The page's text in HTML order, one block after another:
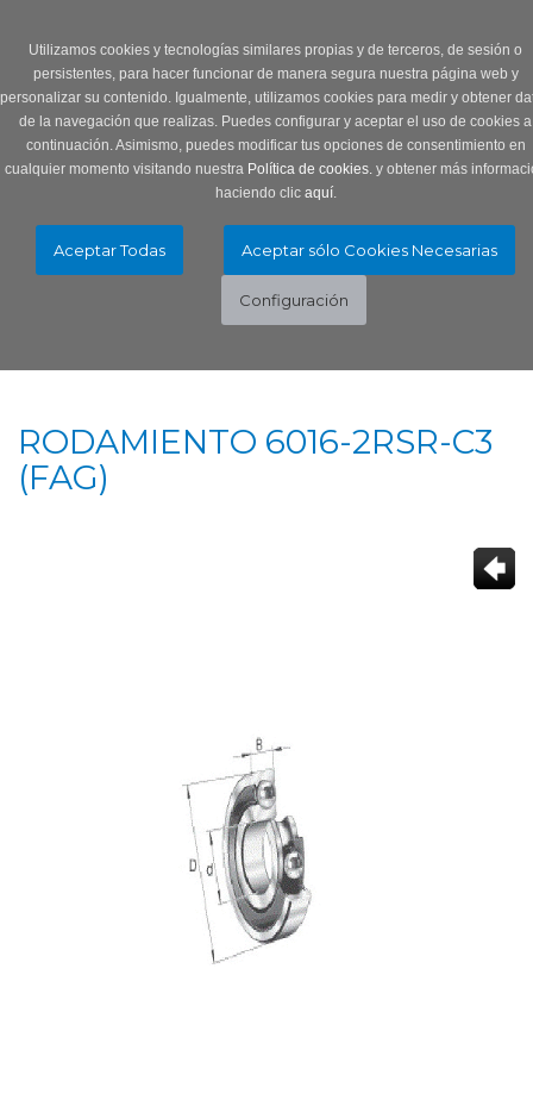
Utilizamos cookies y tecnologías similares propias y de terceros, de sesión o
persistentes, para hacer funcionar de manera segura nuestra página web y
personalizar su contenido. Igualmente, utilizamos cookies para medir y obtener
de la navegación que realizas. Puedes configurar y aceptar el uso de cookies a
continuación. Asimismo, puedes modificar tus opciones de consentimiento en
cualquier momento visitando nuestra Política de cookies.y obtener más
haciendo clic aquí.
RODAMIENTO 6016-2RSR-C3
(FAG)